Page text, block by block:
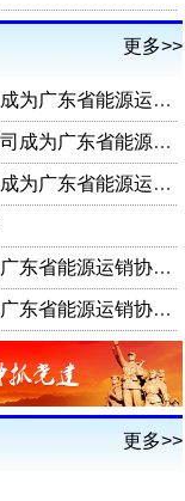
更多>>
热烈祝贺佛山市索固五金建材有限公司成为广东省能源运销协会会员单位
热烈祝贺广州市泰丽贸易进出口有限公司成为广东省能源运销协会会员单位
热烈祝贺深圳市路易思哲服饰有限公司成为广东省能源运销协会会员单位
热烈祝贺广东燃力新能源有限公司成为广东省能源运销协会理事单位
热烈祝贺金中凯建设集团有限公司成为广东省能源运销协会会员单位
更多>>